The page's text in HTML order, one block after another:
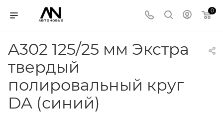
0
A302 125/25 мм Экстра
твердый
полировальный круг
DA (синий)